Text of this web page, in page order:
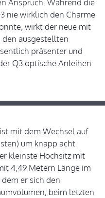
Anspruch. Während die
nie wirklich den Charme
wirkt der neue mit
ausgestellten
präsenter und
Q3 optische Anleihen
ist mit dem Wechsel auf
um knapp acht
kleinste Hochsitz mit
4,49 Metern Länge im
er sich den
beim letzten